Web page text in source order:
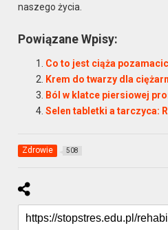
naszego życia.
Powiązane Wpisy:
Co to jest ciąża
Krem do twarzy dla
Ból w klatce piersiowej
Selen tabletki a tarczyca:
Zdrowie 508